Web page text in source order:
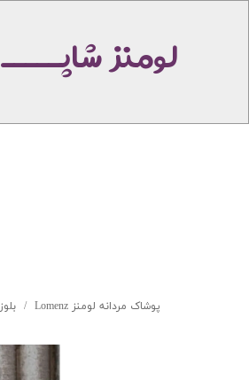
لومنز شاپـــــ
پوشاک مردانه لومنز Lomenz بلوز